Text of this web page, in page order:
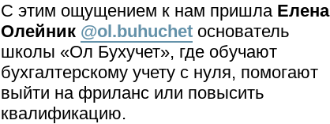
С этим ощущением к нам пришла Елена
Олейник @ol.buhuchet основатель
школы «Ол Бухучет», где обучают
бухгалтерскому учету с нуля, помогают
выйти на фриланс или повысить
квалификацию.